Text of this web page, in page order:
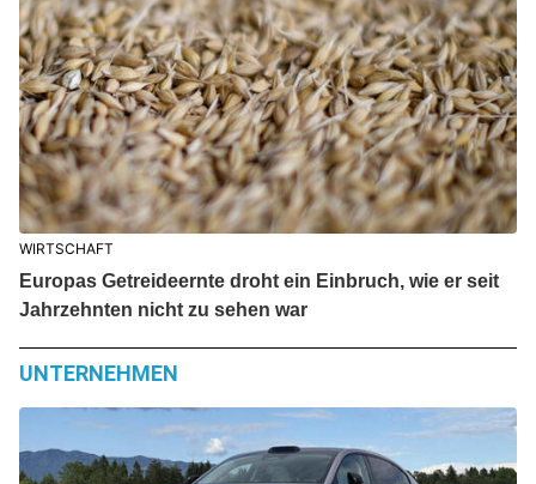
WIRTSCHAFT
Europas Getreideernte droht ein Einbruch, wie er seit
Jahrzehnten nicht zu sehen war
UNTERNEHMEN